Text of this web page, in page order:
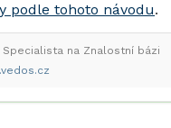
podle tohoto návodu.
Specialista na Znalostní bázi